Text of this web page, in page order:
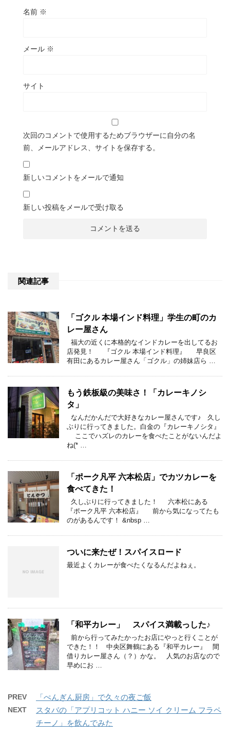
名前 ※
メール ※
サイト
次回のコメントで使用するためブラウザーに自分の名
前、メールアドレス、サイトを保存する。
新しいコメントをメールで通知
新しい投稿をメールで受け取る
関連記事
「ゴクル 本場インド料理」学生の町のカ
レー屋さん
福大の近くに本格的なインドカレーを出してるお
店発見！ 『ゴクル 本場インド料理』 早良区
有田にあるカレー屋さん「ゴクル」の姉妹店ら …
もう鉄板級の美味さ！「カレーキノシ
タ」
なんだかんだで大好きなカレー屋さんです♪ 久し
ぶりに行ってきました。白金の『カレーキノシタ』
ここでハズレのカレーを食べたことがないんだよ
ね(* …
「ポーク凡平 六本松店」でカツカレーを
食べてきた！
久しぶりに行ってきました！ 六本松にある
『ポーク凡平 六本松店』 前から気になってたも
のがあるんです！ &nbsp …
ついに来たぜ！スパイスロード
最近よくカレーが食べたくなるんだよねぇ。
「和平カレー」 スパイス満載っした♪
前から行ってみたかったお店にやっと行くことが
できた！！ 中央区舞鶴にある『和平カレー』 間
借りカレー屋さん（？）かな。 人気のお店なので
早めにお …
PREV 「ぺんぎん厨房」で久々の夜ご飯
NEXT
スタバの「アプリコット ハニー ソイ クリーム フラペ
チーノ」を飲んでみた